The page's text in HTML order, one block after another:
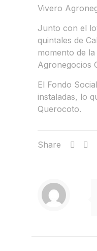
Vivero
Junto con el
quintales de
momento de
Agronegocios
El Fondo
instaladas, lo
Querocoto.
Share